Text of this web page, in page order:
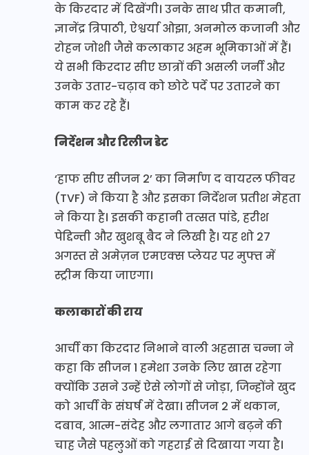
के किरदार में दिखेंगी। उनके साथ प्रीत कमानी,
ज्ञानेंद्र त्रिपाठी, ऐश्वर्या ओझा, अनमोल कजानी और
रोहन जोशी जैसे कलाकार अहम भूमिकाओं में हैं।
ये सभी किरदार सीए छात्रों की असली जर्नी और
उनके उतार-चढ़ाव को छोटे पर्दे पर उतारने का
काम कर रहे हैं।
निर्देशन और रिलीज डेट
‘हाफ सीए सीजन 2’ का निर्माण द वायरल फीवर
(TVF) ने किया है और इसका निर्देशन प्रतीश मेहता
ने किया है। इसकी कहानी तत्सत पांडे, हरीश
पेद्दिन्ती और खुशबू बैद ने लिखी है। यह शो 27
अगस्त से अमेज़न एमएक्स प्लेयर पर मुफ्त में
स्ट्रीम किया जाएगा।
कलाकारों की राय
आर्ची का किरदार निभाने वाली अहसास चन्ना ने
कहा कि सीजन 1 हमेशा उनके लिए खास रहेगा
क्योंकि उसने उन्हें ऐसे लोगों से जोड़ा, जिन्होंने खुद
को आर्ची के संघर्ष में देखा। सीजन 2 में थकान,
दबाव, आत्म-संदेह और लगातार आगे बढ़ने की
चाह जैसे पहलुओं को गहराई से दिखाया गया है।